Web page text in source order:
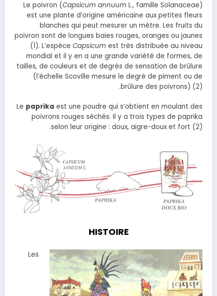
Le poivron (Capsicum annuum L., famille Solanaceae)
est une plante d’origine américaine aux petites fleurs
blanches qui peut mesurer un mètre. Les fruits du
poivron sont de longues baies rouges, oranges ou jaunes
(1). L’espèce Capsicum est très distribuée au niveau
mondial et il y en a une grande variété de formes, de
tailles, de couleurs et de degrés de sensation de brûlure
(l’échelle Scoville mesure le degré de piment ou de
brûlure des poivrons) (2).
Le paprika est une poudre qui s’obtient en moulant des
poivrons rouges séchés. Il y a trois types de paprika
selon leur origine : doux, aigre-doux et fort (2).
HISTOIRE
Les